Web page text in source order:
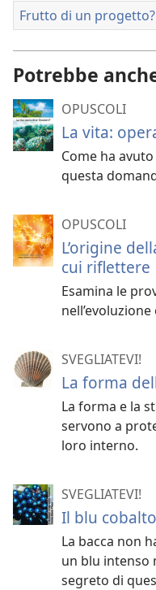
Frutto di un progetto?
Potrebbe
OPUSCOLI
La vita:
Come ha
questa
OPUSCOLI
L’origine
cui riflettere
Esamina le
SVEGLIATEVI!
La forma
La forma e la
servono a
loro interno.
SVEGLIATEVI!
Il blu
La bacca non
un blu intenso
segreto di